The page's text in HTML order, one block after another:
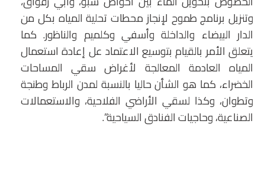
وتنزيل برنامج طموح لإنجاز محطات تحلية المياه بكل من
الدار البيضاء والداخلة وأسفي وكلميم والناظور. كما
يتعلق الأمر بالقيام بتوسيع الاعتماد عل إعادة استعمال
المياه العادمة المعالجة لأغراض سقي المساحات
الخضراء، كما هو الشأن حاليا بالنسبة لمدن الرباط وطنجة
وتطوان، وكذا لسقي الأراضي الفلاحية، والاستعمالات
الصناعية، وحاجيات الفنادق السياحية”.